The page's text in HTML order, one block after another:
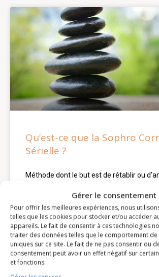
Gérer le consentement
Pour offrir les meilleures expériences, nous
telles que les cookies pour stocker et/ou accéder
appareils. Le fait de consentir à ces technologies
traiter des données telles que le comportement de
uniques sur ce site. Le fait de ne pas consentir ou
consentement peut avoir un effet négatif sur
et fonctions.
Qu’est-ce que la Sophro
Sérielle ?
Méthode dont le but est de rétablir ou
travaille dans l’atteinte de ses objectifs,
LIRE LA SUITE »